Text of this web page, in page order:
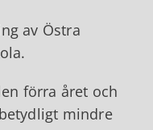
av Östra
förra året och
mindre